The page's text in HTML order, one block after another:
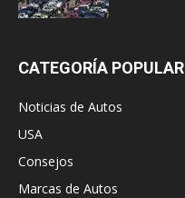
CATEGORÍA POPULAR
Noticias de Autos
USA
Consejos
Marcas de Autos